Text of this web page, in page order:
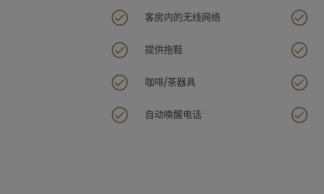
客房内的无线网络
提供拖鞋
咖啡/茶器具
自动唤醒电话